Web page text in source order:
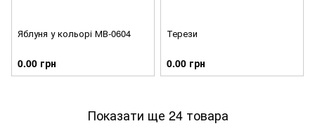
Яблуня у кольорі МВ-0604
0.00 грн
Терези
0.00 грн
Показати ще 24 товара